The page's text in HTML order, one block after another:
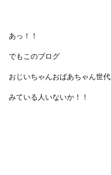
あっ！！
でもこのブログ
おじいちゃんおばあちゃん世代
みている人いないか！！